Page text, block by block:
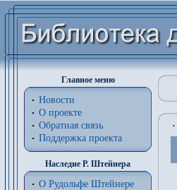
Главное меню
Новости
О проекте
Обратная связь
Поддержка проекта
Наследие Р. Штейнера
О Рудольфе Штейнере
·